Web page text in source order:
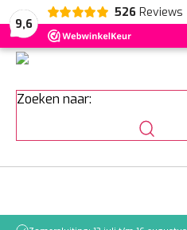
9,6
526 Reviews
NL EN DE
Zoeken naar: